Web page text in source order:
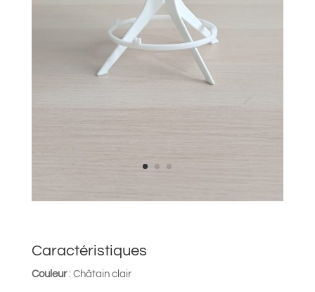
Caractéristiques
Couleur: Châtain clair